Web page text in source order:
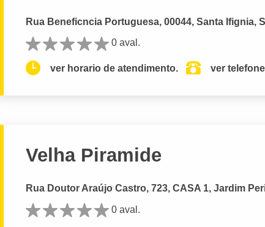
Rua Beneficncia Portuguesa, 00044, Santa Ifignia,
0 aval.
ver horario de atendimento. ver telefone
Velha Piramide
Rua Doutor Araújo Castro, 723, CASA 1, Jardim
0 aval.